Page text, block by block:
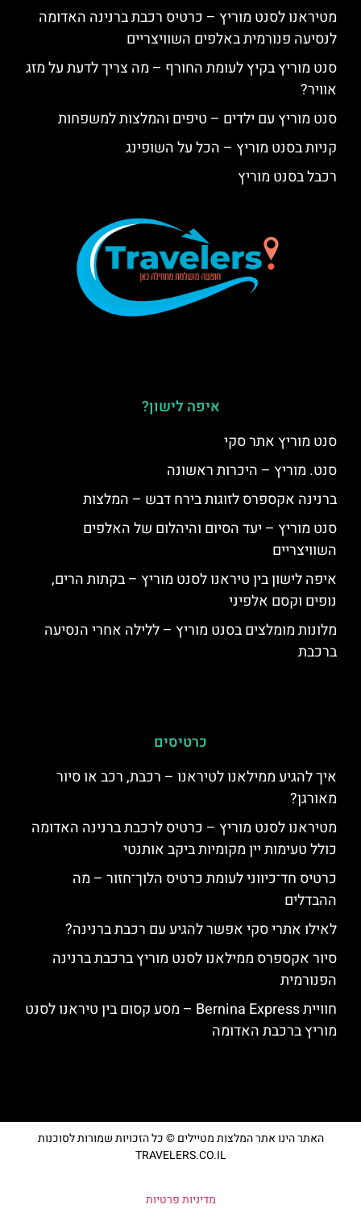
מטיראנו לסנט מוריץ – כרטיס רכבת ברנינה האדומה
לנסיעה פנורמית באלפים השוויצריים
סנט מוריץ בקיץ לעומת החורף – מה צריך לדעת על מזג
אוויר?
סנט מוריץ עם ילדים – טיפים והמלצות למשפחות
קניות בסנט מוריץ – הכל על השופינג
רכבל בסנט מוריץ
איפה לישון?
סנט מוריץ אתר סקי
סנט. מוריץ – היכרות ראשונה
ברנינה אקספרס לזוגות בירח דבש – המלצות
סנט מוריץ – יעד הסיום והיהלום של האלפים
השוויצריים
איפה לישון בין טיראנו לסנט מוריץ – בקתות הרים,
נופים וקסם אלפיני
מלונות מומלצים בסנט מוריץ – ללילה אחרי הנסיעה
ברכבת
כרטיסים
איך להגיע ממילאנו לטיראנו – רכבת, רכב או סיור
מאורגן?
מטיראנו לסנט מוריץ – כרטיס לרכבת ברנינה האדומה
כולל טעימות יין מקומיות ביקב אותנטי
כרטיס חד־כיווני לעומת כרטיס הלוך־חזור – מה
ההבדלים
לאילו אתרי סקי אפשר להגיע עם רכבת ברנינה?
סיור אקספרס ממילאנו לסנט מוריץ ברכבת ברנינה
הפנורמית
חוויית Bernina Express – מסע קסום בין טיראנו לסנט
מוריץ ברכבת האדומה
האתר הינו אתר המלצות מטיילים © כל הזכויות שמורות לסוכנות
TRAVELERS.CO.IL
מדיניות פרטיות